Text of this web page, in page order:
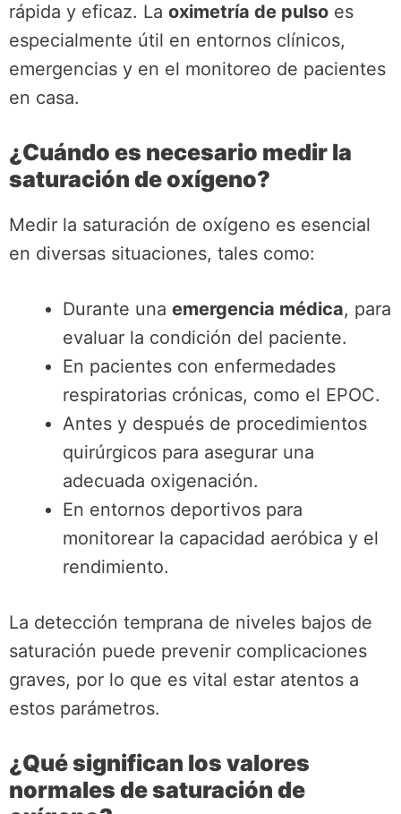
rápida y eficaz. La oximetría de pulso es
especialmente útil en entornos clínicos,
emergencias y en el monitoreo de pacientes
en casa.
¿Cuándo es necesario medir la
saturación de oxígeno?
Medir la saturación de oxígeno es esencial
en diversas situaciones, tales como:
Durante una emergencia médica, para
evaluar la condición del paciente.
En pacientes con enfermedades
respiratorias crónicas, como el EPOC.
Antes y después de procedimientos
quirúrgicos para asegurar una
adecuada oxigenación.
En entornos deportivos para
monitorear la capacidad aeróbica y el
rendimiento.
La detección temprana de niveles bajos de
saturación puede prevenir complicaciones
graves, por lo que es vital estar atentos a
estos parámetros.
¿Qué significan los valores
normales de saturación de